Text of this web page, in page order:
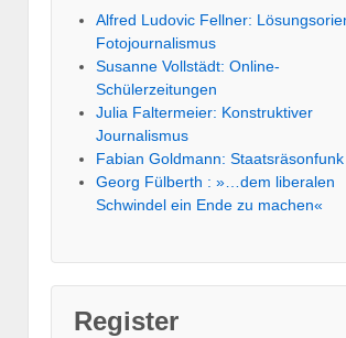
Alfred Ludovic Fellner:
Fotojournalismus
Susanne Vollstädt: Online-
Schülerzeitungen
Julia Faltermeier: Konstruktiver
Journalismus
Fabian Goldmann: Staatsräsonfunk
Georg Fülberth : »…dem liberalen
Schwindel ein Ende zu machen«
Register